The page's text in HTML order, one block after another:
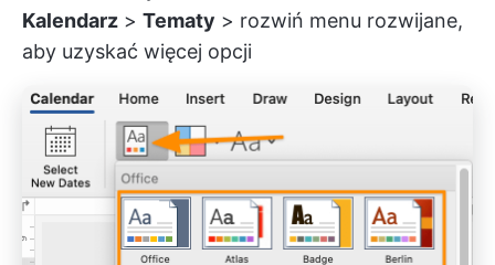
Kalendarz > Tematy > rozwiń menu rozwijane,
aby uzyskać więcej opcji